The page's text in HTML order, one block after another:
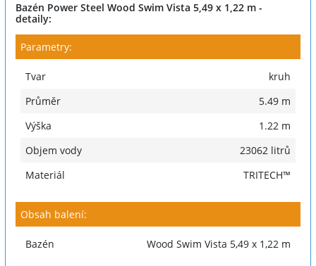
Bazén Power Steel Wood Swim Vista 5,49 x 1,22 m -
detaily:
Parametry:
Tvar
kruh
Průměr
5.49 m
Výška
1.22 m
Objem vody
23062 litrů
Materiál
TRITECH™
Obsah balení:
Bazén Wood Swim Vista 5,49 x 1,22 m